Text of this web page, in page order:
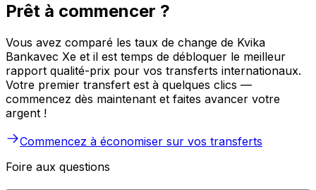
Prêt à commencer ?
Vous avez comparé les taux de change de Kvika
Bankavec Xe et il est temps de débloquer le meilleur
rapport qualité-prix pour vos transferts internationaux.
Votre premier transfert est à quelques clics —
commencez dès maintenant et faites avancer votre
argent !
Commencez à économiser sur vos transferts
Foire aux questions